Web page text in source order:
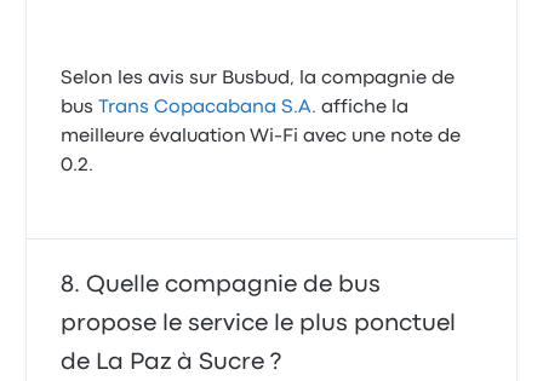
Selon les avis sur Busbud, la compagnie de
bus
Trans Copacabana S.A. affiche la
meilleure évaluation Wi-Fi avec une note de
0.2.
Quelle compagnie de bus
propose le service le plus ponctuel
de La Paz à Sucre ?